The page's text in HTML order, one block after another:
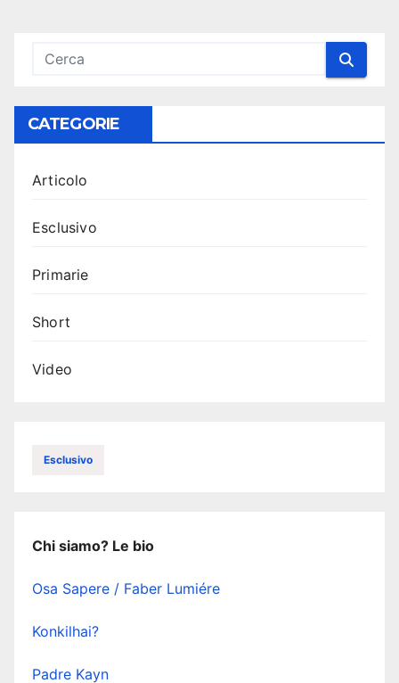
CATEGORIE
Articolo
Esclusivo
Primarie
Short
Video
Esclusivo
Chi siamo? Le bio
Osa Sapere / Faber Lumiére
Konkilhai?
Padre Kayn